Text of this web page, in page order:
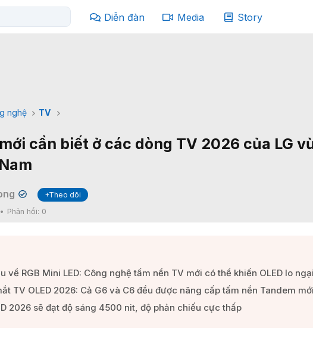
Diễn đàn Media Story
nghệ TV
cần biết ở các dòng TV 2026 của LG
✔
+Theo dõi
Phản hồi: 0
về RGB Mini LED: Công nghệ tấm nền TV mới có thể khiến OLED lo ngại​
TV OLED 2026: Cả G6 và C6 đều được nâng cấp tấm nền Tandem mới​
2026 sẽ đạt độ sáng 4500 nit, độ phản chiếu cực thấp​